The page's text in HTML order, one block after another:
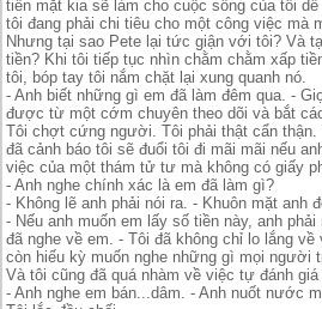
tiền mặt kia sẽ làm cho cuộc sống của tôi
tôi đang phải chi tiêu cho một công việc mà
Nhưng tại sao Pete lại tức giận với tôi? Và
tiền? Khi tôi tiếp tục nhìn chằm chằm xấp
tôi, bóp tay tôi nắm chặt lại xung quanh nó.
- Anh biết những gì em đã làm đêm qua. -
được từ một cớm chuyên theo dõi và bắt
Tôi chợt cứng người. Tôi phải thật cẩn thận.
đã cảnh báo tôi sẽ đuổi tôi đi mãi mãi nếu
việc của một thám tử tư mà không có giấy
- Anh nghe chính xác là em đã làm gì?
- Không lẽ anh phải nói ra. - Khuôn mặt anh
- Nếu anh muốn em lấy số tiền này, anh
đã nghe về em. - Tôi đã không chỉ lo lắng
còn hiếu kỳ muốn nghe những gì mọi người
Và tôi cũng đã quá nhàm về việc tự đánh giá
- Anh nghe em bán...dâm. - Anh nuốt nước